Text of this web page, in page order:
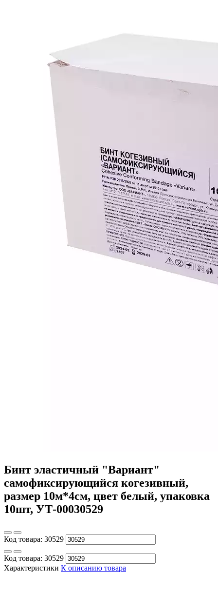
Бинт эластичный "Вариант"
cамофиксирующийся когезивный,
размер 10м*4см, цвет белый, упаковка
10шт, УТ-00030529
Код товара: 30529
Код товара: 30529
Характеристики К описанию товара